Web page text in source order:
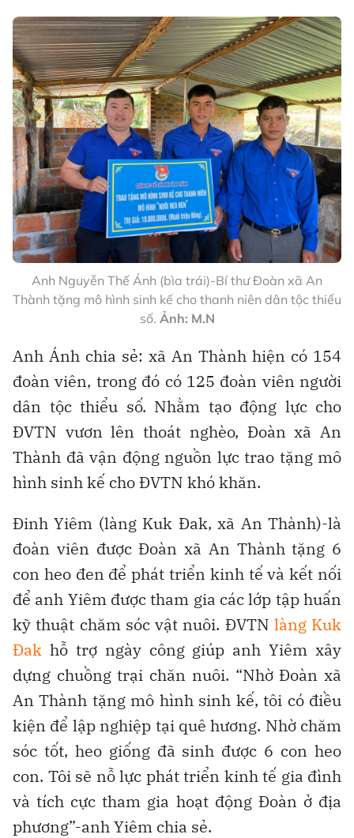
Anh Nguyễn Thế Ánh (bìa trái)-Bí thư Đoàn xã An
Thành tặng mô hình sinh kế cho thanh niên dân tộc thiểu
số. Ảnh: M.N
Anh Ánh chia sẻ: xã An Thành hiện có 154
đoàn viên, trong đó có 125 đoàn viên người
dân tộc thiểu số. Nhằm tạo động lực cho
ĐVTN vươn lên thoát nghèo, Đoàn xã An
Thành đã vận động nguồn lực trao tặng mô
hình sinh kế cho ĐVTN khó khăn.
Đinh Yiêm (làng Kuk Đak, xã An Thành)-là
đoàn viên được Đoàn xã An Thành tặng 6
con heo đen để phát triển kinh tế và kết nối
để anh Yiêm được tham gia các lớp tập huấn
kỹ thuật chăm sóc vật nuôi. ĐVTN làng Kuk
Đak hỗ trợ ngày công giúp anh Yiêm xây
dựng chuồng trại chăn nuôi. “Nhờ Đoàn xã
An Thành tặng mô hình sinh kế, tôi có điều
kiện để lập nghiệp tại quê hương. Nhờ chăm
sóc tốt, heo giống đã sinh được 6 con heo
con. Tôi sẽ nỗ lực phát triển kinh tế gia đình
và tích cực tham gia hoạt động Đoàn ở địa
phương”-anh Yiêm chia sẻ.